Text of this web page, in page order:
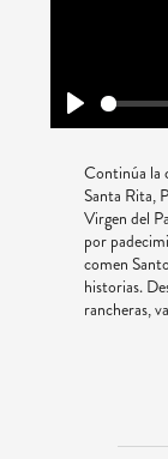
Play
Continúa la
Santa Rita,
Virgen del
por
comen
historias.
rancheras,